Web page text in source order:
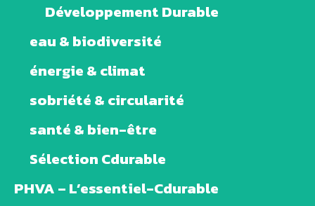
Développement Durable
eau & biodiversité
énergie & climat
sobriété & circularité
santé & bien-être
Sélection Cdurable
PHVA – L’essentiel-Cdurable